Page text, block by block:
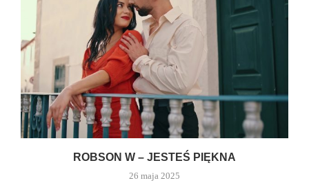
ROBSON W – JESTEŚ PIĘKNA
26 maja 2025